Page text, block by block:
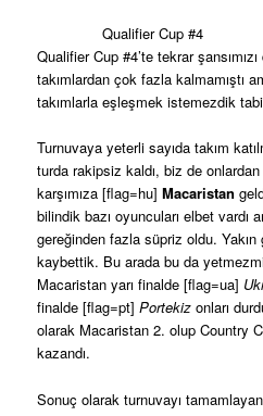
Qualifier Cup #4
Qualifier Cup #4’te tekrar
takımlardan çok fazla kalmamıştı
takımlarla eşleşmek istemezdik
Turnuvaya yeterli sayıda takım
turda rakipsiz kaldı, biz de
karşımıza [flag=hu]Macaristan
bilindik bazı oyuncuları elbet vardı
gereğinden fazla süpriz oldu.
kaybettik. Bu arada bu da
Macaristan yarı finalde [flag=ua]
finalde [flag=pt]Portekiz onları
olarak Macaristan 2. olup Country
kazandı.
Sonuç olarak turnuvayı